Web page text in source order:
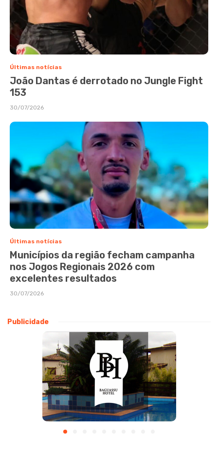
Últimas notícias
João Dantas é derrotado no Jungle Fight
153
30/07/2026
Últimas notícias
Municípios da região fecham campanha
nos Jogos Regionais 2026 com
excelentes resultados
30/07/2026
Publicidade